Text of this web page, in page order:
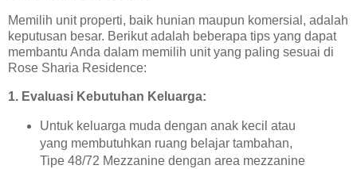
Memilih unit properti, baik hunian maupun komersial, adalah
keputusan besar. Berikut adalah beberapa tips yang dapat
membantu Anda dalam memilih unit yang paling sesuai di
Rose Sharia Residence:
1. Evaluasi Kebutuhan Keluarga:
Untuk keluarga muda dengan anak kecil atau
yang membutuhkan ruang belajar tambahan,
Tipe 48/72 Mezzanine dengan area mezzanine